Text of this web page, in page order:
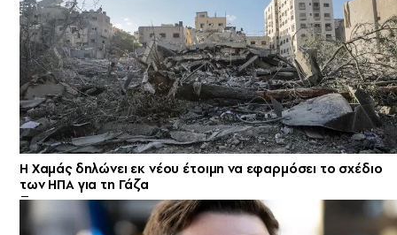
Η Χαμάς δηλώνει εκ νέου έτοιμη να εφαρμόσει το σχέδιο
των ΗΠΑ για τη Γάζα